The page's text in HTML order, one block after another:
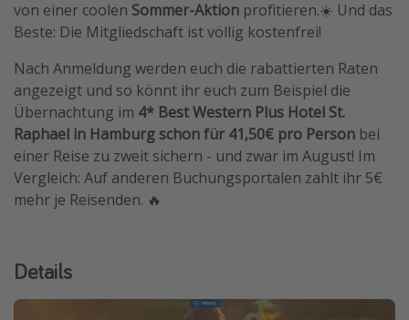
von einer coolen Sommer-Aktion profitieren.☀️ Und das
Beste: Die Mitgliedschaft ist völlig kostenfrei!
Nach Anmeldung werden euch die rabattierten Raten
angezeigt und so könnt ihr euch zum Beispiel die
Übernachtung im 4* Best Western Plus Hotel St.
Raphael in Hamburg schon für 41,50€ pro Person bei
einer Reise zu zweit sichern - und zwar im August! Im
Vergleich: Auf anderen Buchungsportalen zahlt ihr 5€
mehr je Reisenden. 🔥
Details